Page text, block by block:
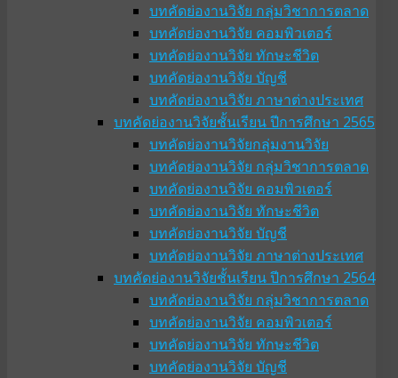
บทคัดย่องานวิจัย กลุ่มวิชาการตลาด
บทคัดย่องานวิจัย คอมพิวเตอร์
บทคัดย่องานวิจัย ทักษะชีวิต
บทคัดย่องานวิจัย บัญชี
บทคัดย่องานวิจัย ภาษาต่างประเทศ
บทคัดย่องานวิจัยชั้นเรียน ปีการศึกษา 2565
บทคัดย่องานวิจัยกลุ่มงานวิจัย
บทคัดย่องานวิจัย กลุ่มวิชาการตลาด
บทคัดย่องานวิจัย คอมพิวเตอร์
บทคัดย่องานวิจัย ทักษะชีวิต
บทคัดย่องานวิจัย บัญชี
บทคัดย่องานวิจัย ภาษาต่างประเทศ
บทคัดย่องานวิจัยชั้นเรียน ปีการศึกษา 2564
บทคัดย่องานวิจัย กลุ่มวิชาการตลาด
บทคัดย่องานวิจัย คอมพิวเตอร์
บทคัดย่องานวิจัย ทักษะชีวิต
บทคัดย่องานวิจัย บัญชี